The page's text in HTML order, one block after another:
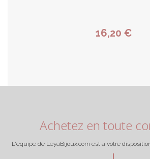
16,20 €
Achetez en toute
L'équipe de LeyaBijoux.com est à votre